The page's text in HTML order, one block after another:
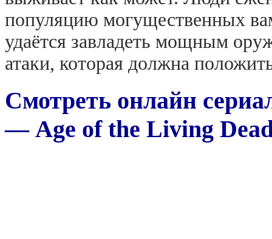
популяцию могущественных
удаётся завладеть мощным
атаки, которая должна
Смотреть онлайн
— Age of the Living